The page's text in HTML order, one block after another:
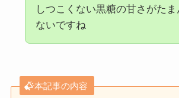
しつこくない黒糖の甘さがたま
ないですね
本記事の内容